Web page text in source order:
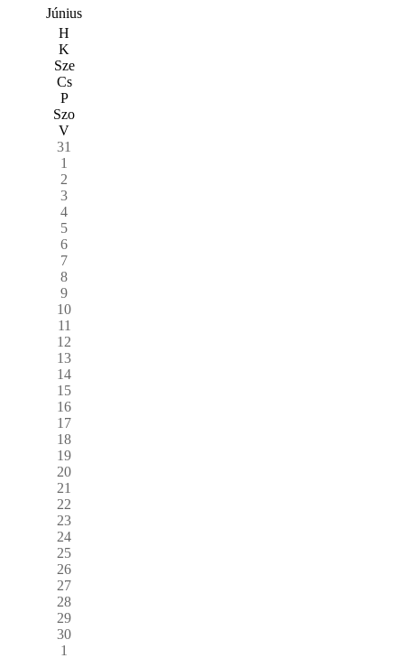
Június
H
K
Sze
Cs
P
Szo
V
31
1
2
3
4
5
6
7
8
9
10
11
12
13
14
15
16
17
18
19
20
21
22
23
24
25
26
27
28
29
30
1